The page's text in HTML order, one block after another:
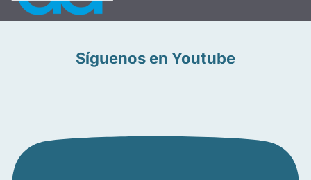
Síguenos en Youtube